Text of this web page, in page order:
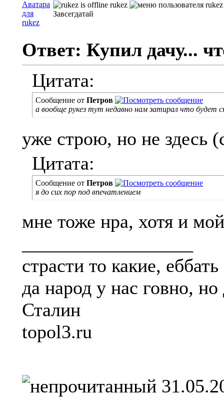
rukez
Завсегдатай
Ответ: Купил дачу...
Цитата:
Сообщение от Петров
а вообще рукез тут недавно нам затирал что будет
уже строю, но не здесь
Цитата:
Сообщение от Петров
я до сих пор под впечатлением
мне тоже нра, хотя и
страсти то какие,
да народ у нас говно,
Сталин
topol3.ru